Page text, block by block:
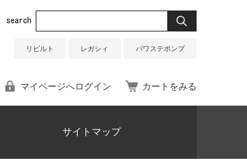
リビルト レガシィ パワステポンプ
マイページへログイン カートをみる
サイトマップ